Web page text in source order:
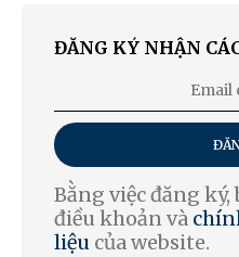
ĐĂNG KÝ NHẬN
Bằng việc đăng ký,
điều khoản và
liệu của website.